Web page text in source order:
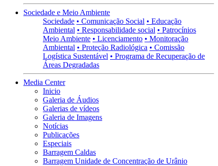
Sociedade e Meio Ambiente
Sociedade • Comunicação Social • Educação
Ambiental • Responsabilidade social • Patrocínios
Meio Ambiente • Licenciamento • Monitoração
Ambiental • Proteção Radiológica • Comissão
Logística Sustentável • Programa de Recuperação de
Áreas Degradadas
Media Center
Inicio
Galeria de Áudios
Galerias de vídeos
Galeria de Imagens
Notícias
Publicações
Especiais
Barragem Caldas
Barragem Unidade de Concentração de Urânio